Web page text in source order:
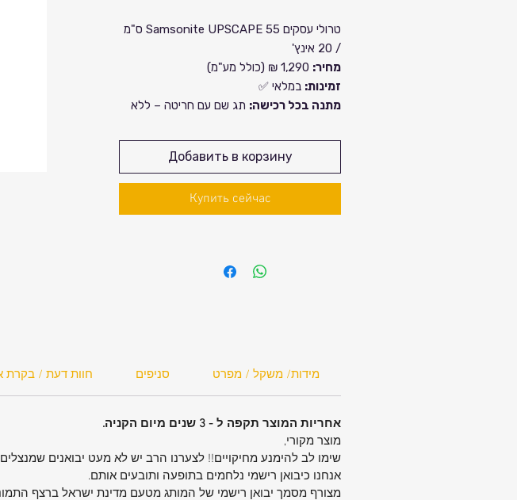
Ценаטרולי עסקים Samsonite UPSCAPE 55 ס"מ
/ 20 אינץ'
מחיר:
זמינות: במלאי ✅
מתנה בכל רכישה: תג שם עם חריטה – ללא
מזוודת עסקים חכמה לנוסע המודרני ✈️
Samsonite מציגה את UPSCAPE Business
Trolley – שילוב מושלם בין נוחות, עמידות
טרולי קשיח זה תוכנן במיוחד לנוסעים עסקיים
משקל:2.6 ק"ג
360° ובולמי זעזועים
מנעול: קומבינציה עם תקן TSA
תאים מיוחדים:תא מרופד למחשב נייד עד
Добавить в корзину
Купить сейчас
חוות דעת / בקרת סניפים מידות/ משקל / מפרט
אחריות המוצר תקפה ל - 3 שנים מיום הקניה.
מוצר מקורי,
שימו לב להימנע מחיקויים!! לצערנו הרב יש לא מעט יבואנים
אנחנו כיבואן רישמי נלחמים בתופעה ותובעים אותם.
מצורף מסמך יבואן רישמי של המותג מטעם מדינת ישראל ברצף